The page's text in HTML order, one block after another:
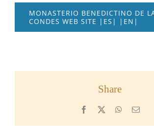
MONASTERIO BENEDICTINO DE
CONDES WEB SITE |ES| |EN|
Share
Facebook WhatsApp
Email